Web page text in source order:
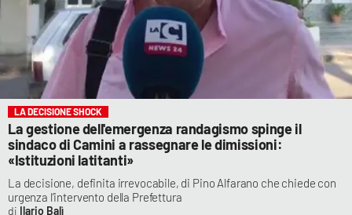
LA DECISIONE SHOCK
La gestione dell'emergenza randagismo spinge il
sindaco di Camini a rassegnare le dimissioni:
«Istituzioni latitanti»
La decisione, definita irrevocabile, di Pino Alfarano che chiede con
urgenza l’intervento della Prefettura
Ilario Balì